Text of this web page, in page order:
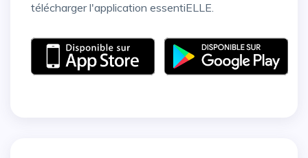
télécharger l'application essentiELLE.